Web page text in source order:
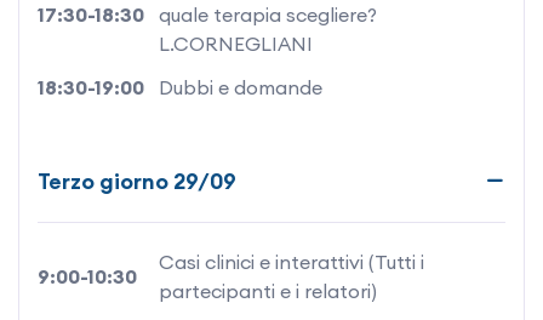
17:30-18:30 quale terapia scegliere?
L.CORNEGLIANI
18:30-19:00
Dubbi e domande
Terzo giorno 29/09
9:00-10:30
Casi clinici e interattivi (Tutti i
partecipanti e i relatori)